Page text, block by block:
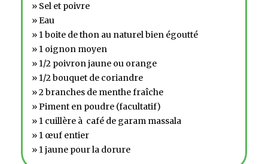
» Sel et poivre
» Eau
» 1 boite de thon au naturel bien égoutté
» 1 oignon moyen
» 1/2 poivron jaune ou orange
» 1/2 bouquet de coriandre
» 2 branches de menthe fraîche
» Piment en poudre (facultatif)
» 1 cuillère à café de garam massala
» 1 œuf entier
» 1 jaune pour la dorure